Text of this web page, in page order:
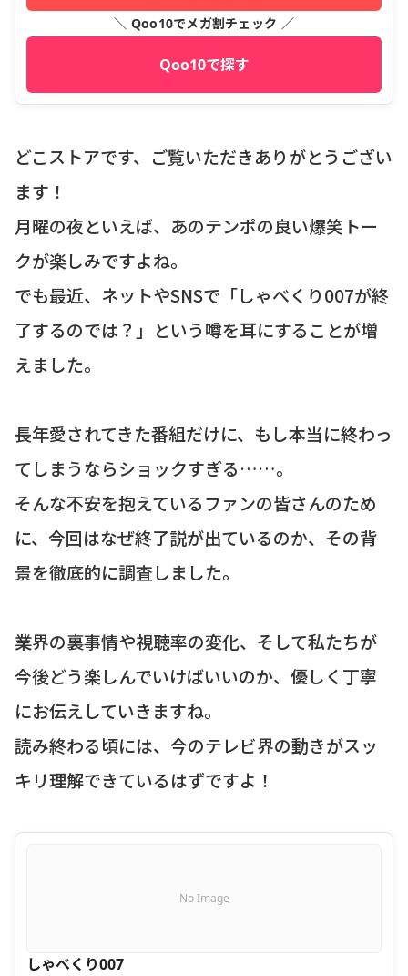
＼ Qoo10でメガ割チェック ／
Qoo10で探す
どこストアです、ご覧いただきありがとうござい
ます！
月曜の夜といえば、あのテンポの良い爆笑トー
クが楽しみですよね。
でも最近、ネットやSNSで「しゃべくり007が終
了するのでは？」という噂を耳にすることが増
えました。
長年愛されてきた番組だけに、もし本当に終わっ
てしまうならショックすぎる……。
そんな不安を抱えているファンの皆さんのため
に、今回はなぜ終了説が出ているのか、その背
景を徹底的に調査しました。
業界の裏事情や視聴率の変化、そして私たちが
今後どう楽しんでいけばいいのか、優しく丁寧
にお伝えしていきますね。
読み終わる頃には、今のテレビ界の動きがスッ
キリ理解できているはずですよ！
No Image
しゃべくり007